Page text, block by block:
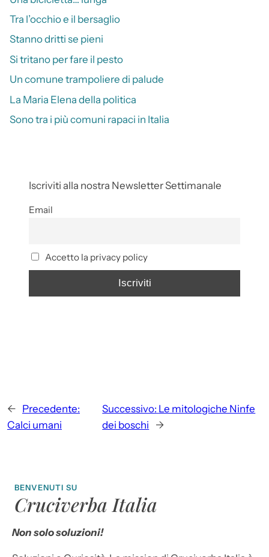
Tra l’occhio e il bersaglio
Stanno dritti se pieni
Si tritano per fare il pesto
Un comune trampoliere di palude
La Maria Elena della politica
Sono tra i più comuni rapaci in Italia
Iscriviti alla nostra Newsletter Settimanale
Email
Accetto la privacy policy
← Precedente:
Calci umani
Successivo: Le mitologiche Ninfe
dei boschi
→
BENVENUTI SU
Cruciverba Italia
Non solo soluzioni!